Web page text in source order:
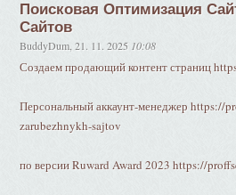
Поисковая Оптимизация
Сайтов
BuddyDum ,21. 11. 2025 10:08
Создаем продающий контент страниц
Персональный аккаунт-менеджер https://
zarubezhnykh-sajtov
по версии Ruward Award 2023 https://